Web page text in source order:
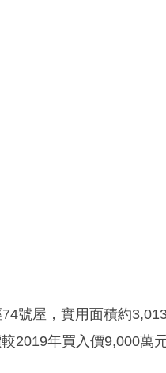
號屋，實用面積約
2019年買入價9,000萬元